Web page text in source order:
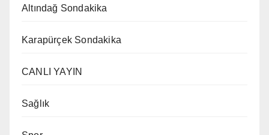
Altındağ Sondakika
Karapürçek Sondakika
CANLI YAYIN
Sağlık